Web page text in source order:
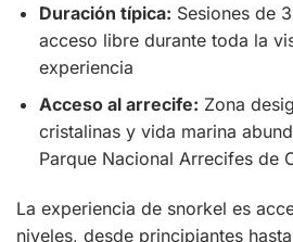
Duración típica: Sesiones de
acceso libre durante toda la
experiencia
Acceso al arrecife: Zona
cristalinas y vida marina
Parque Nacional Arrecifes de
La experiencia de snorkel es
niveles, desde principiantes